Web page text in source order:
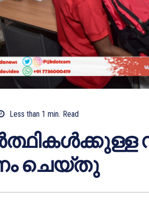
Less than 1 min. Read
ചെയ്തു